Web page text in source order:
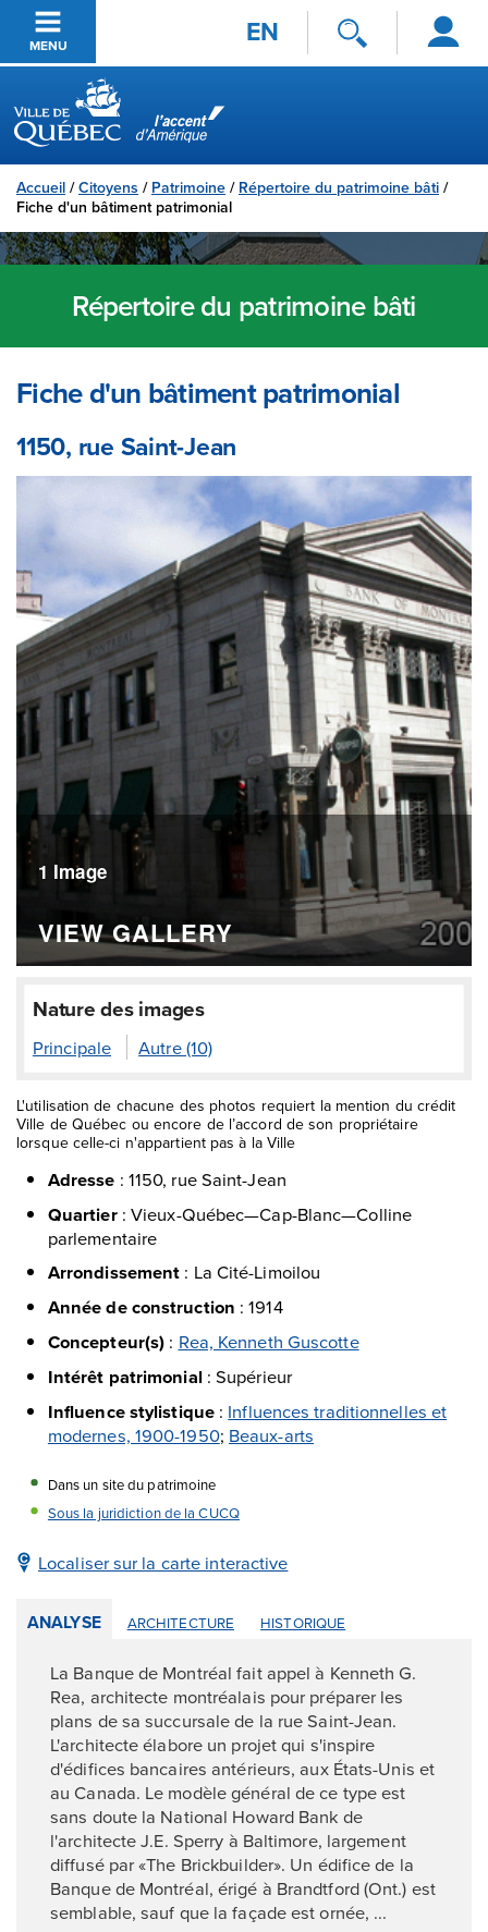
Passer au contenu principal
MENU EN
Se
connecter
Ville de Québec
Accueil /Citoyens / Patrimoine / Répertoire du patrimoine bâti /
Fiche d'un bâtiment patrimonial
Répertoire du patrimoine bâti
Fiche d'un bâtiment patrimonial
1150, rue Saint-Jean
1 Image
VIEW GALLERY
Nature des images
Principale Autre (10)
L'utilisation de chacune des photos requiert la mention du crédit
Ville de Québec ou encore de l’accord de son propriétaire
lorsque celle-ci n'appartient pas à la Ville
Adresse : 1150, rue Saint-Jean
Quartier: Vieux-Québec—Cap-Blanc—Colline
parlementaire
Arrondissement : La Cité-Limoilou
Année de construction :1914
Concepteur(s) : Rea, Kenneth Guscotte
Intérêt patrimonial:Supérieur
Influence stylistique: Influences traditionnelles et
modernes, 1900-1950; Beaux-arts
Dans un site du patrimoine
Sous la juridiction de la CUCQ
Localiser sur la carte interactive
ANALYSE ARCHITECTURE HISTORIQUE
La Banque de Montréal fait appel à Kenneth G.
Rea, architecte montréalais pour préparer les
plans de sa succursale de la rue Saint-Jean.
L'architecte élabore un projet qui s'inspire
d'édifices bancaires antérieurs, aux États-Unis et
au Canada. Le modèle général de ce type est
sans doute la National Howard Bank de
l'architecte J.E. Sperry à Baltimore, largement
diffusé par «The Brickbuilder». Un édifice de la
Banque de Montréal, érigé à Brandtford (Ont.) est
semblable, sauf que la façade est ornée, ...